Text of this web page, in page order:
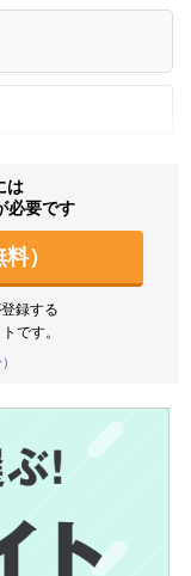
は
必要です
）
録する
です。